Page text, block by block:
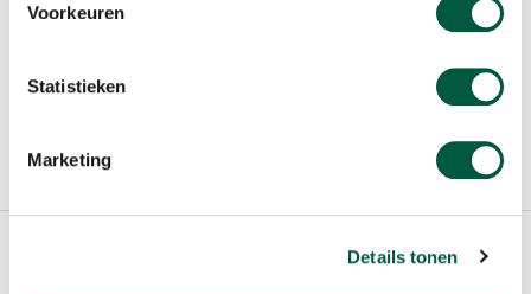
Voorkeuren
Statistieken
Marketing
Details tonen
VOOR SCHOLIEREN
CHANGE COOKIE SETTING